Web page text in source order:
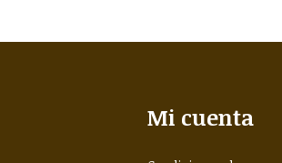
Mi cuenta